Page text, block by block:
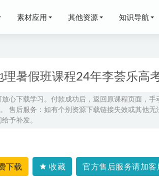
素材应用 其他资源 知识导航
暑假班课程24年李荟乐高
心下载学习。付款成功后，返回原课程页面，
售后服务：如有个别资源下载链接失效或其他
予补发。
下载 收藏 官方售后服务请加客
百度网盘打包下载 2023-05-10
寒假班 2024-02-26